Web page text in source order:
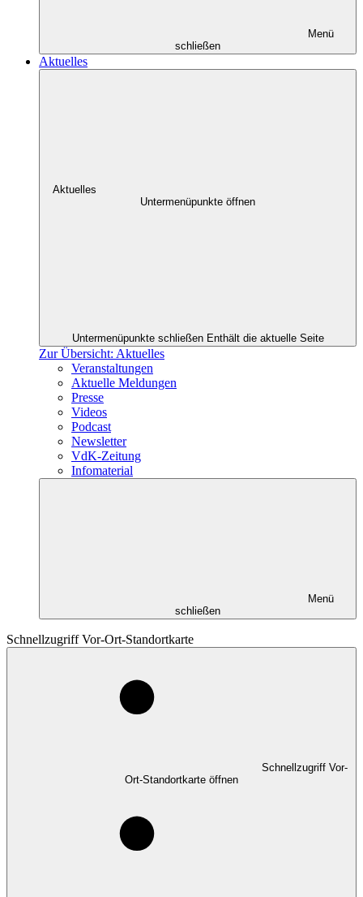
Menü
schließen
Aktuelles
Aktuelles
Untermenüpunkte öffnen
Untermenüpunkte schließen Enthält die aktuelle Seite
Zur Übersicht: Aktuelles
Veranstaltungen
Aktuelle Meldungen
Presse
Videos
Podcast
Newsletter
VdK-Zeitung
Infomaterial
Menü
schließen
Schnellzugriff Vor-Ort-Standortkarte
Schnellzugriff Vor-
Ort-Standortkarte öffnen